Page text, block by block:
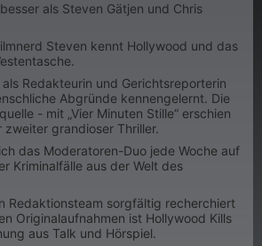
als Steven Gätjen und Chris
Steven kennt Hollywood und das
Redakteurin und Gerichtsreporterin
Abgründe kennengelernt. Die
- mit „Vier Minuten Stille“ erschien
zweiter grandioser Thriller.
das Moderatoren-Duo jede Woche auf
Kriminalfälle aus der Welt des
Redaktionsteam sorgfältig recherchiert
Originalaufnahmen ist Hollywood Kills
aus Talk und Hörspiel.